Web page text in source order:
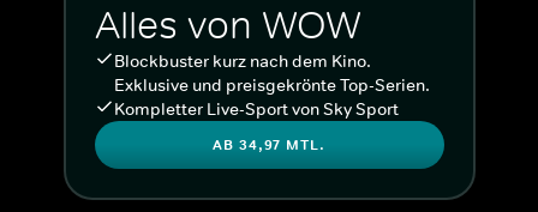
Alles von WOW
Blockbuster kurz nach dem Kino.
Exklusive und preisgekrönte Top-Serien.
Kompletter Live-Sport von Sky Sport
AB 34,97 MTL.